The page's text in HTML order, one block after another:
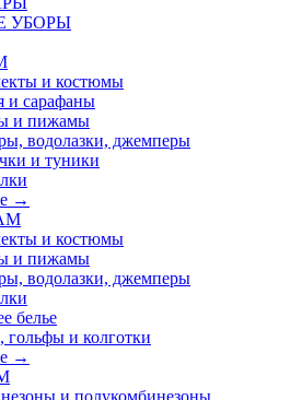
УБОРЫ
и костюмы
и сарафаны
и пижамы
водолазки, джемперы
и туники
→
и костюмы
и пижамы
водолазки, джемперы
белье
гольфы и колготки
→
и полукомбинезоны